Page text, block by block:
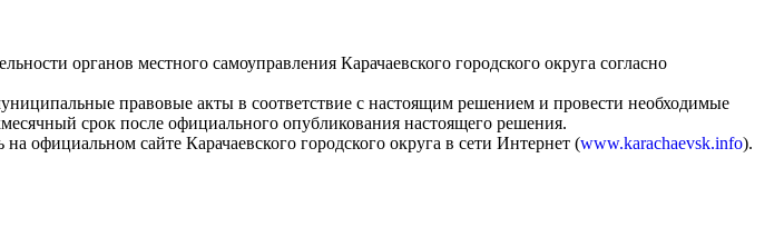
органов местного самоуправления Карачаевского городского округа согласно
правовые акты в соответствие с настоящим решением и провести необходимые
срок после официального опубликования настоящего решения.
официальном сайте Карачаевского городского округа в сети Интернет (www.karachaevsk.info).